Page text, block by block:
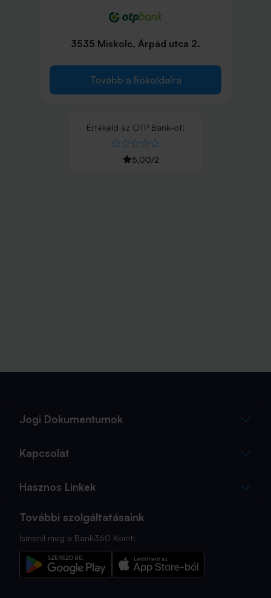
3535 Miskolc, Árpád utca 2.
Tovább a fiókoldalra
Értékeld az OTP Bank-ot!
5,00/2
Jogi Dokumentumok
Kapcsolat
Hasznos Linkek
További szolgáltatásaink
Ismerd meg a Bank360 Koint!